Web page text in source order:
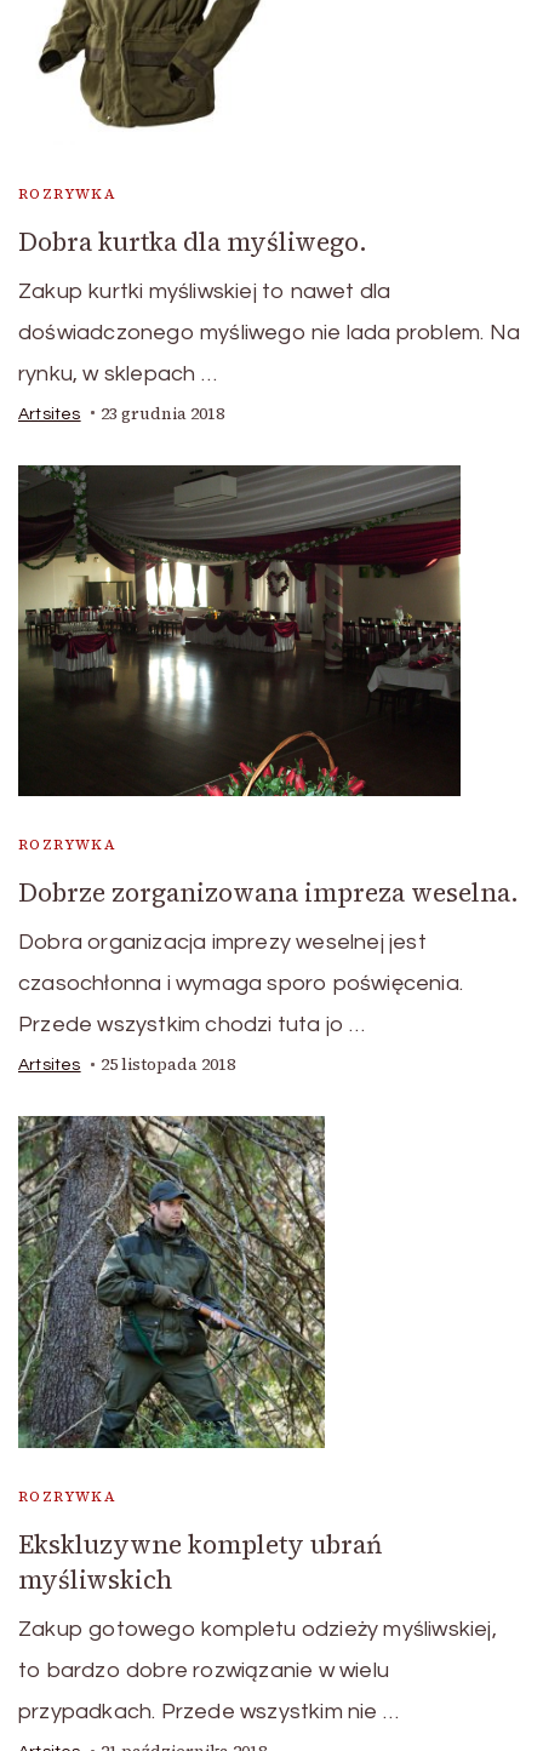
ROZRYWKA
Dobra kurtka dla myśliwego.
Zakup kurtki myśliwskiej to nawet dla
doświadczonego myśliwego nie lada problem. Na
rynku, w sklepach …
Artsites 23 grudnia 2018
ROZRYWKA
Dobrze zorganizowana impreza weselna.
Dobra organizacja imprezy weselnej jest
czasochłonna i wymaga sporo poświęcenia.
Przede wszystkim chodzi tuta jo …
Artsites 25 listopada 2018
ROZRYWKA
Ekskluzywne komplety ubrań
myśliwskich
Zakup gotowego kompletu odzieży myśliwskiej,
to bardzo dobre rozwiązanie w wielu
przypadkach. Przede wszystkim nie …